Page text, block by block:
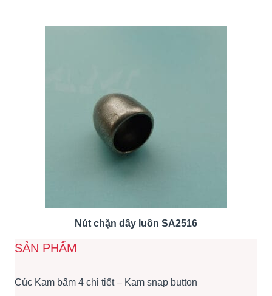
Nút chặn dây luồn SA2516
SẢN PHẨM
Cúc Kam bấm 4 chi tiết – Kam snap button